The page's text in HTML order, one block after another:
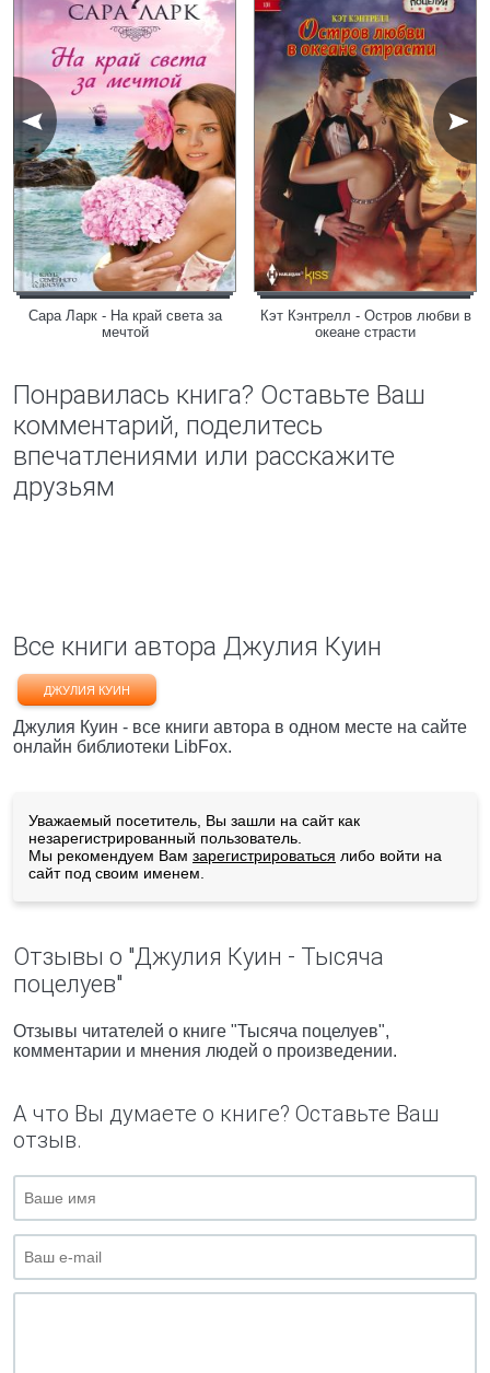
Сара Ларк - На край света за
мечтой
Кэт Кэнтрелл - Остров любви в
океане страсти
Понравилась книга? Оставьте Ваш
комментарий, поделитесь
впечатлениями или расскажите
друзьям
Все книги автора Джулия Куин
ДЖУЛИЯ КУИН
Джулия Куин - все книги автора в одном месте на сайте
онлайн библиотеки LibFox.
Уважаемый посетитель, Вы зашли на сайт как
незарегистрированный пользователь.
Мы рекомендуем Вам зарегистрироваться либо войти на
сайт под своим именем.
Отзывы о "Джулия Куин - Тысяча
поцелуев"
Отзывы читателей о книге "Тысяча поцелуев",
комментарии и мнения людей о произведении.
А что Вы думаете о книге? Оставьте Ваш
отзыв.